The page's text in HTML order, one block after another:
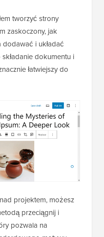
tworzyć strony
zaskoczony, jak
dodawać i układać
dokumentu i
łatwiejszy do
projektem, możesz
przeciągnij i
pozwala na